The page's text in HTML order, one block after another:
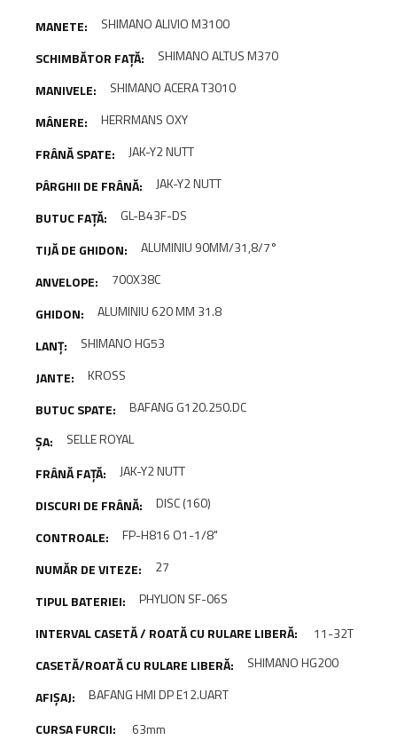
SHIMANO ALIVIO M3100
SHIMANO ALTUS M370
SHIMANO ACERA T3010
HERRMANS OXY
JAK-Y2 NUTT
JAK-Y2 NUTT
GL-B43F-DS
ALUMINIU 90MM/31,8/7°
700X38C
ALUMINIU 620 MM 31.8
SHIMANO HG53
KROSS
BAFANG G120.250.DC
SELLE ROYAL
JAK-Y2 NUTT
DISC (160)
FP-H816 O1-1/8"
27
PHYLION SF-06S
11-32T
SHIMANO HG200
BAFANG HMI DP E12.UART
63mm